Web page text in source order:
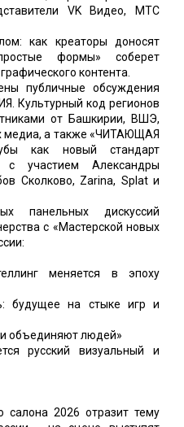
VK Видео, МТС
как креаторы доносят
формы» соберет
контента.
публичные обсуждения
Культурный код регионов
от Башкирии, ВШЭ,
медиа, а также «ЧИТАЮЩАЯ
как новый стандарт
с участием Александры
Сколково, Zarina, Splat и
панельных дискуссий
с «Мастерской новых
меняется в эпоху
будущее на стыке игр и
объединяют людей»
русский визуальный и
2026 отразит тему